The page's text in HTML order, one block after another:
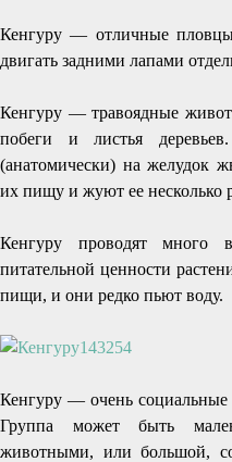
Кенгуру — отличные
двигать задними лапами
Кенгуру — травоядные
побеги и листья
(анатомически) на желудок
их пищу и жуют ее несколько
Кенгуру проводят много
питательной ценности
пищи, и они редко пьют воду.
Кенгуру — очень
Группа может быть
животными, или большой,